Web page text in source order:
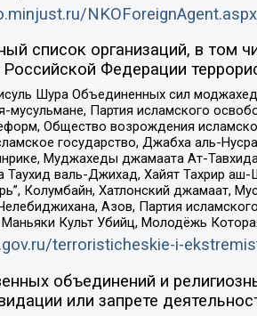
NKOForeignAgent.aspx
список организаций, в том
Федерации
Шура Объединенных сил
мусульмане, Партия исламского
Общество возрождения
государство, Джабха аль-
Муджахеды джамаата Ат-
Таухид валь-Джихад, Хайят Тахрир
Колумбайн, Хатлонский джамаат,
Азов, Партия
Культ Убийц, Молодёжь
terroristicheskie-i-
объединений и
или запрете